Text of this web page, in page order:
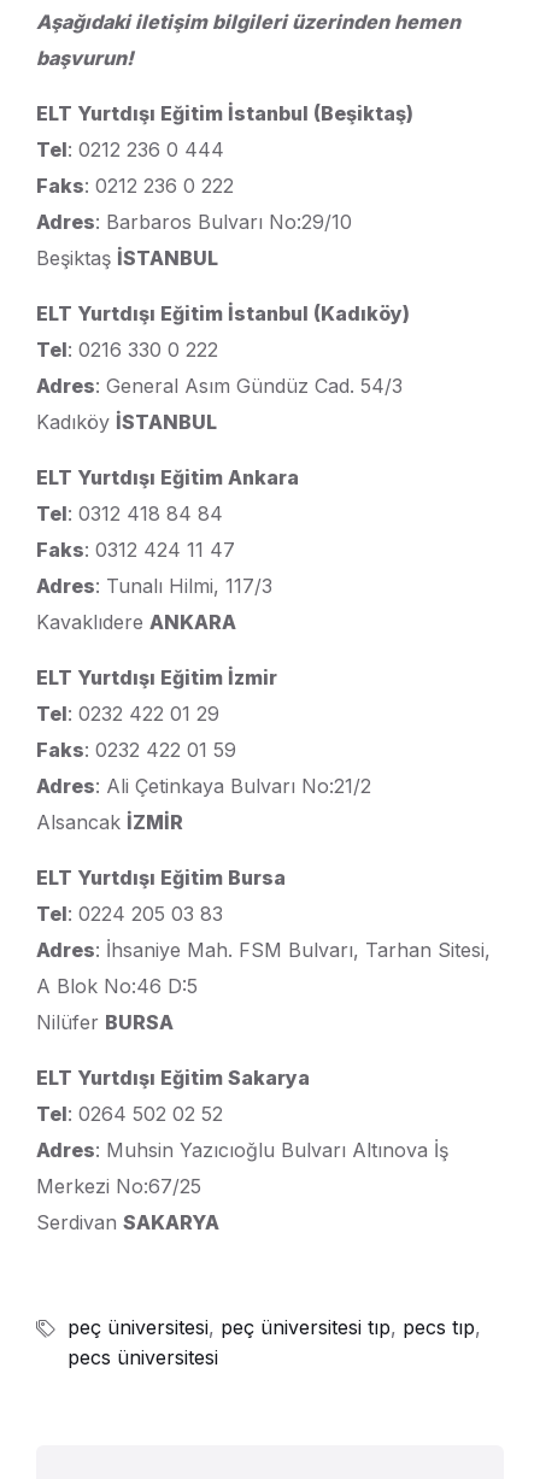
Aşağıdaki iletişim bilgileri üzerinden hemen
başvurun!
ELT Yurtdışı Eğitim İstanbul (Beşiktaş)
Tel: 0212 236 0 444
Faks: 0212 236 0 222
Adres: Barbaros Bulvarı No:29/10
Beşiktaş İSTANBUL
ELT Yurtdışı Eğitim İstanbul (Kadıköy)
Tel: 0216 330 0 222
Adres: General Asım Gündüz Cad. 54/3
Kadıköy İSTANBUL
ELT Yurtdışı Eğitim Ankara
Tel: 0312 418 84 84
Faks: 0312 424 11 47
Adres: Tunalı Hilmi, 117/3
Kavaklıdere ANKARA
ELT Yurtdışı Eğitim İzmir
Tel: 0232 422 01 29
Faks: 0232 422 01 59
Adres: Ali Çetinkaya Bulvarı No:21/2
Alsancak İZMİR
ELT Yurtdışı Eğitim Bursa
Tel: 0224 205 03 83
Adres: İhsaniye Mah. FSM Bulvarı, Tarhan Sitesi,
A Blok No:46 D:5
Nilüfer BURSA
ELT Yurtdışı Eğitim Sakarya
Tel: 0264 502 02 52
Adres: Muhsin Yazıcıoğlu Bulvarı Altınova İş
Merkezi No:67/25
Serdivan SAKARYA
peç üniversitesi, peç üniversitesi tıp, pecs tıp,
pecs üniversitesi